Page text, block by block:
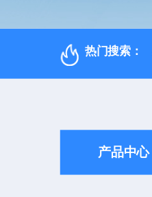
热门搜索：
产品中心